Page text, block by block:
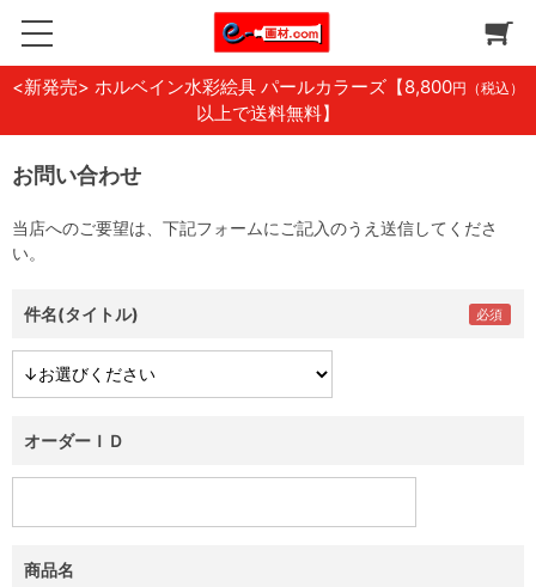
<新発売> ホルベイン水彩絵具 パールカラーズ 【8,800円（税込）
以上で送料無料】
お問い合わせ
当店へのご要望は、下記フォームにご記入のうえ送信してくださ
い。
件名(タイトル)
オーダーＩＤ
商品名